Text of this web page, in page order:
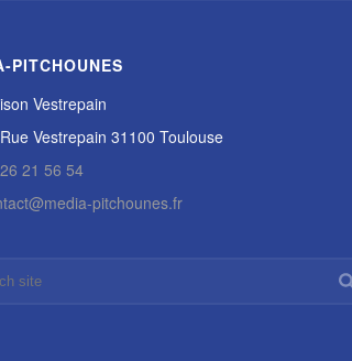
PITCHOUNES
Vestrepain
Vestrepain 31100 Toulouse
21 56 54
pitchounes.fr